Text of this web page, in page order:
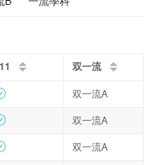
双一流
双一流A
双一流A
双一流A